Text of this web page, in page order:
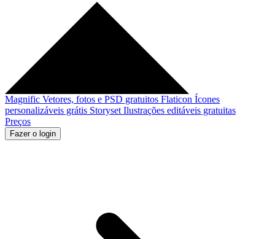
Magnific Vetores, fotos e PSD gratuitos Flaticon Ícones
personalizáveis grátis Storyset Ilustrações editáveis gratuitas
Preços
Fazer o login